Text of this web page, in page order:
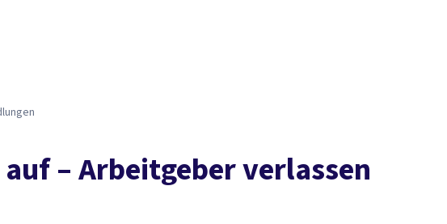
– Arbeitgeber verlassen